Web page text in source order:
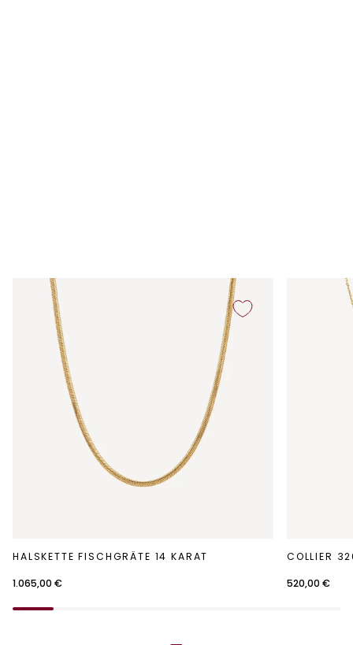
Halskette
Fischgräte
14
Karat
HALSKETTE FISCHGRÄTE 14 KARAT
1.065,00 €
Collier
320
14
Karat
COLLIER
520,00 €